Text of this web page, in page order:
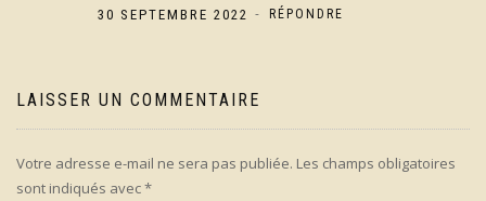
30 SEPTEMBRE 2022 - RÉPONDRE
LAISSER UN COMMENTAIRE
Votre adresse e-mail ne sera pas publiée. Les champs obligatoires
sont indiqués avec*